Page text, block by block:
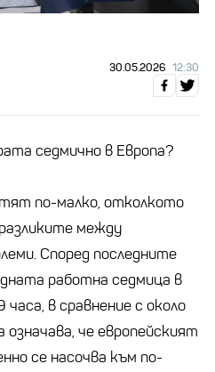
30.05.2026 12:30
седмично в Европа?
по-малко, отколкото
между
Според последните
работна седмица в
в сравнение с около
означава, че европейският
се насочва към по-